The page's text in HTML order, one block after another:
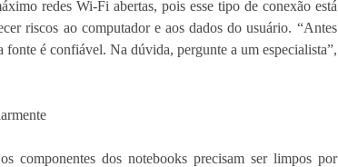
redes Wi-Fi abertas, pois esse tipo de conexão está
riscos ao computador e aos dados do usuário. “Antes
é confiável. Na dúvida, pergunte a um especialista”,
componentes dos notebooks precisam ser limpos por